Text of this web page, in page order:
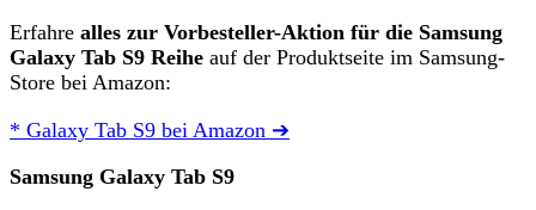
Erfahre alles zur Vorbesteller-Aktion für die Samsung
Galaxy Tab S9 Reihe auf der Produktseite im Samsung-
Store bei Amazon:
* Galaxy Tab S9 bei Amazon ➔
Samsung Galaxy Tab S9